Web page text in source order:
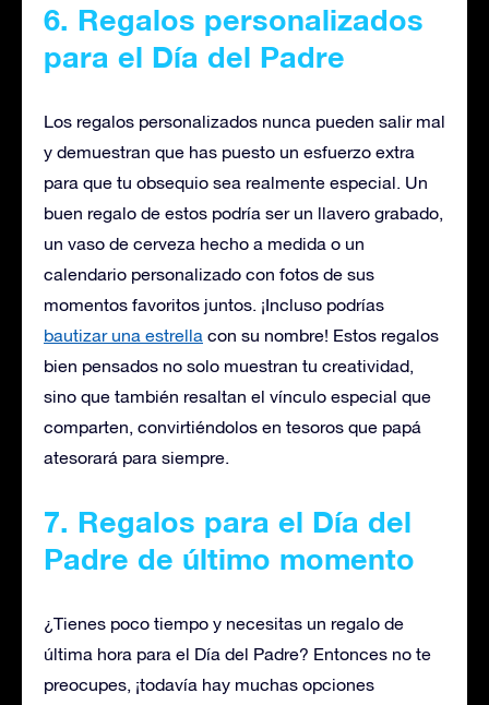
6. Regalos personalizados
para el Día del Padre
Los regalos personalizados nunca pueden salir mal
y demuestran que has puesto un esfuerzo extra
para que tu obsequio sea realmente especial. Un
buen regalo de estos podría ser un llavero grabado,
un vaso de cerveza hecho a medida o un
calendario personalizado con fotos de sus
momentos favoritos juntos. ¡Incluso podrías
bautizar una estrella con su nombre! Estos regalos
bien pensados no solo muestran tu creatividad,
sino que también resaltan el vínculo especial que
comparten, convirtiéndolos en tesoros que papá
atesorará para siempre.
7. Regalos para el Día del
Padre de último momento
¿Tienes poco tiempo y necesitas un regalo de
última hora para el Día del Padre? Entonces no te
preocupes, ¡todavía hay muchas opciones